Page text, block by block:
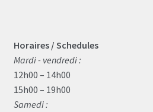
Horaires / Schedules
Mardi - vendredi :
12h00 – 14h00
15h00 – 19h00
Samedi :